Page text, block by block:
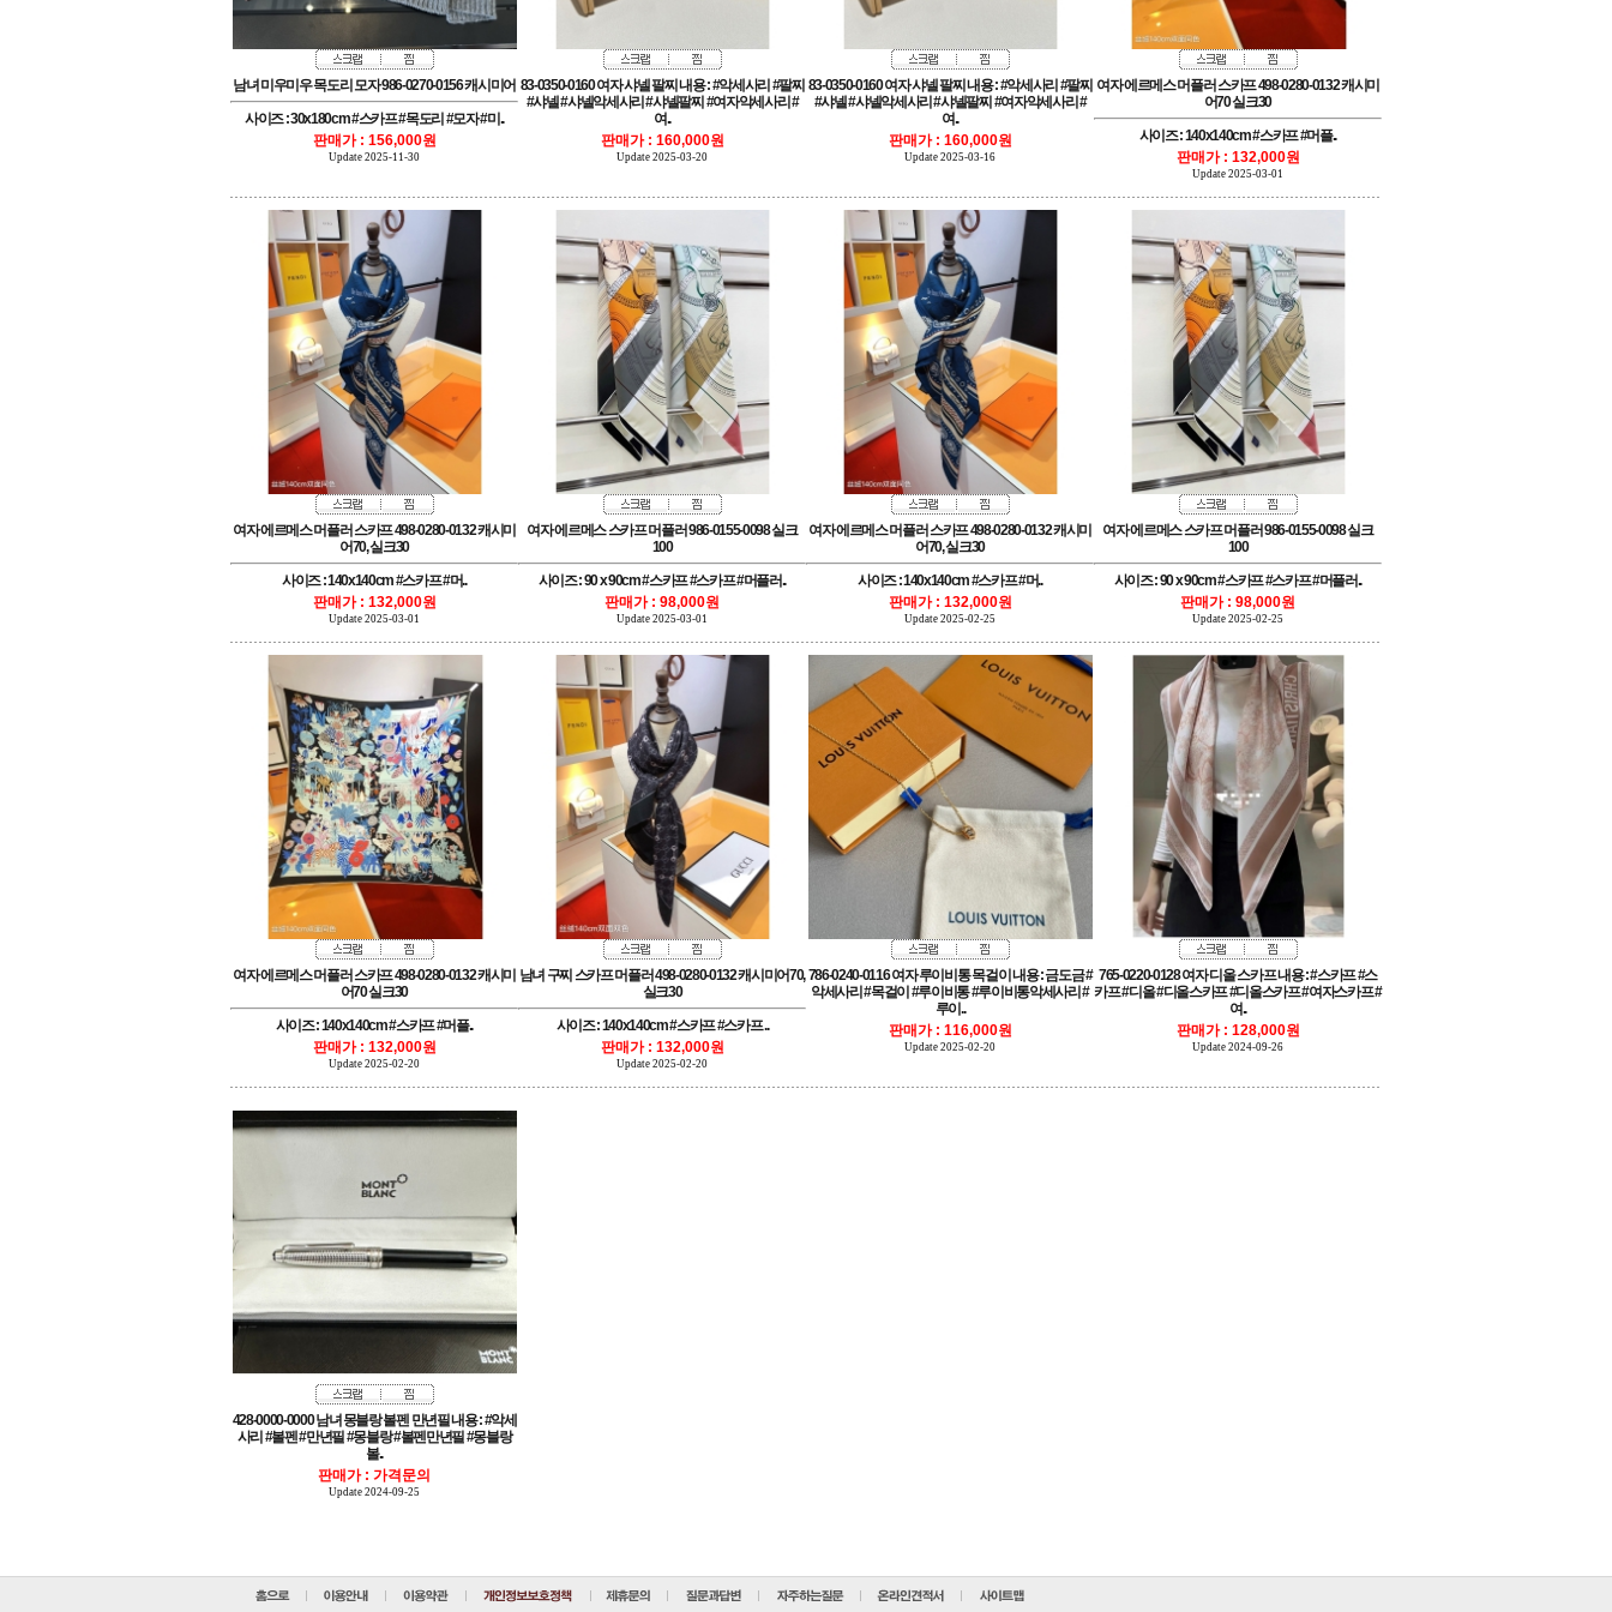
남녀 미우미우 목도리 모자 986-0270-0156 캐시미어
사이즈 : 30x180cm #스카프 #목도리 #모자 #미..
판매가 : 156,000원
Update 2025-11-30
여..
판매가 : 160,000원
Update 2025-03-20
여..
판매가 : 160,000원
Update 2025-03-16
어70 실크30
사이즈 : 140x140cm #스카프 #머플..
판매가 : 132,000원
Update 2025-03-01
어70, 실크30
사이즈 : 140x140cm #스카프 #머..
판매가 : 132,000원
Update 2025-03-01
100
사이즈 : 90 x 90cm #스카프 #스카프 #머플러..
판매가 : 98,000원
Update 2025-03-01
어70, 실크30
사이즈 : 140x140cm #스카프 #머..
판매가 : 132,000원
Update 2025-02-25
100
사이즈 : 90 x 90cm #스카프 #스카프 #머플러..
판매가 : 98,000원
Update 2025-02-25
어70 실크30
사이즈 : 140x140cm #스카프 #머플..
판매가 : 132,000원
Update 2025-02-20
실크30
사이즈 : 140x140cm #스카프 #스카프 ..
판매가 : 132,000원
Update 2025-02-20
루이..
판매가 : 116,000원
Update 2025-02-20
여..
판매가 : 128,000원
Update 2024-09-26
볼..
판매가 : 가격문의
Update 2024-09-25